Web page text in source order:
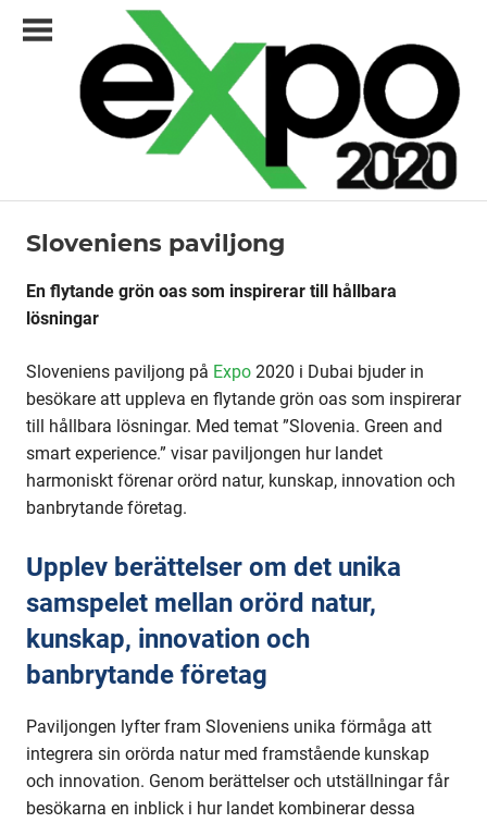
–
din
svenska
guide
till
Dubai
och
Förenade
Paviljonger
Sloveniens paviljong
En flytande grön oas som inspirerar till hållbara
lösningar
Sloveniens paviljong på Expo 2020 i Dubai bjuder in
besökare att uppleva en flytande grön oas som inspirerar
till hållbara lösningar. Med temat ”Slovenia. Green and
smart experience.” visar paviljongen hur landet
harmoniskt förenar orörd natur, kunskap, innovation och
banbrytande företag.
Upplev berättelser om det unika
samspelet mellan orörd natur,
kunskap, innovation och
banbrytande företag
Paviljongen lyfter fram Sloveniens unika förmåga att
integrera sin orörda natur med framstående kunskap
och innovation. Genom berättelser och utställningar får
besökarna en inblick i hur landet kombinerar dessa